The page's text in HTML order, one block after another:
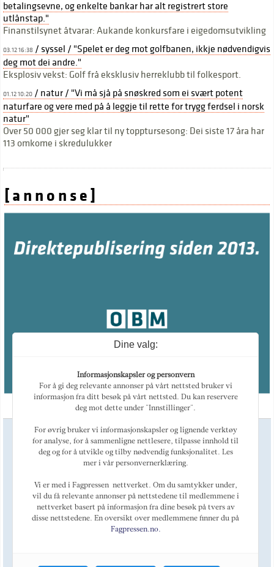
betalingsevne, og enkelte bankar har alt registrert store
utlånstap."
Finanstilsynet åtvarar: Aukande konkursfare i eigedomsutvikling
03.12 16:38 / syssel / "Spelet er deg mot golfbanen, ikkje nødvendigvis
deg mot dei andre."
Eksplosiv vekst: Golf frå eksklusiv herreklubb til folkesport.
01.12 10:20 / natur / "Vi må sjå på snøskred som ei svært potent
naturfare og vere med på å leggje til rette for trygg ferdsel i norsk
natur"
Over 50 000 gjer seg klar til ny topptursesong: Dei siste 17 åra har
113 omkome i skredulukker
[ a n n o n s e ]
Ansvarlig redaktør
Magne Otterdal
Kulturredaktør
Tellef Øgrim
Marked
Alexey Golovin
Telefon: +47 468 44 123
E-post:post@oslobusinessmemo.no
Om OBM
Dine valg:
Informasjonskapsler og personvern
For å gi deg relevante annonser på vårt nettsted bruker vi
informasjon fra ditt besøk på vårt nettsted. Du kan reservere
deg mot dette under "Innstillinger".
For øvrig bruker vi informasjonskapsler og lignende verktøy
for analyse, for å sammenligne nettlesere, tilpasse innhold til
deg og for å utvikle og tilby nødvendig funksjonalitet. Les
mer i vår personvernerklæring.
Vi er med i Fagpressen-nettverket. Om du samtykker under,
vil du få relevante annonser på nettstedene til medlemmene i
nettverket basert på informasjon fra dine besøk på tvers av
disse nettstedene. En oversikt over medlemmene finner du på
Fagpressen.no.